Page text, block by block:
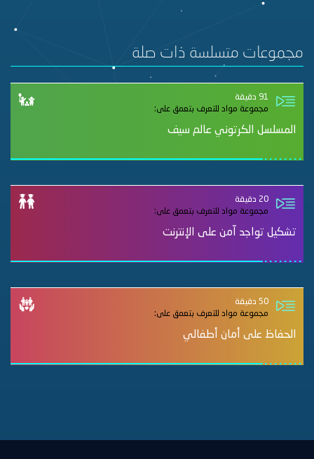
مجموعات متسلسة ذات صلة
91 دقيقة
مجموعة مواد للتعرف بتعمق على:
المسلسل الكرتوني عالم سيف
20 دقيقة
مجموعة مواد للتعرف بتعمق على:
تشكيل تواجد آمن على الإنترنت
50 دقيقة
مجموعة مواد للتعرف بتعمق على:
الحفاظ على أمان أطفالي